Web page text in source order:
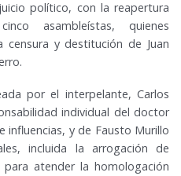
político, con la reapertura
asambleístas, quienes
y destitución de Juan
por el interpelante, Carlos
individual del doctor
influencias, y de Fausto Murillo
incluida la arrogación de
atender la homologación